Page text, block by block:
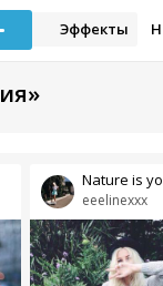
Эффекты
eeelinexxx
Nature is